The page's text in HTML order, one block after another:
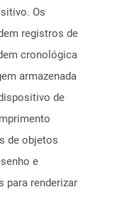
Os
registros de
cronológica
armazenada
de
de objetos
e
para renderizar